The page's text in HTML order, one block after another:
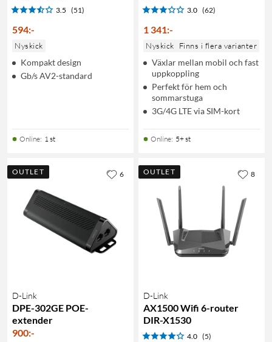
3.5 (51)
594:-
Nyskick
Kompakt design
Gb/s AV2-standard
Online: 1 st
3.0 (62)
1 341:-
Nyskick Finns i flera varianter
Växlar mellan mobil och fast
uppkoppling
Perfekt för hem och
sommarstuga
3G/4G LTE via SIM-kort
Online: 5+ st
OUTLET
D-Link
DPE-302GE POE-
extender
900:-
6 OUTLET
D-Link
AX1500 Wifi 6-router
DIR-X1530
4.0 (5)
8